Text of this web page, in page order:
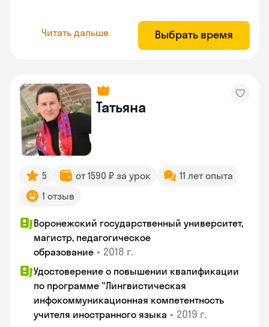
Читать дальше Выбрать время
Татьяна
5 от 1590 ₽ за урок
11 лет опыта
1 отзыв
Воронежский государственный университет,
магистр, педагогическое
образование • 2018 г.
Удостоверение о повышении квалификации
по программе "Лингвистическая
инфокоммуникационная компетентность
учителя иностранного языка • 2019 г.